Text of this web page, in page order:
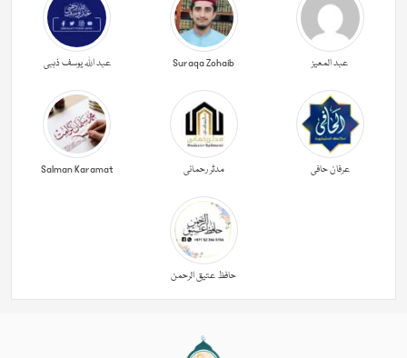
عبد المعیز Suraqa Zohaib عبد اللہ یوسف ذہبی
عرفان حافی مدثر رحمانی Salman Karamat
حافظ عتیق الرحمن